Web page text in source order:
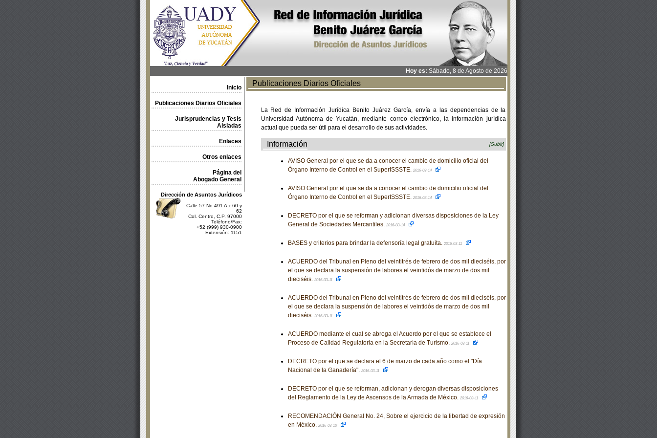
Hoy es: Sábado, 8 de Agosto de 2026
Inicio
Publicaciones Diarios Oficiales
Jurisprudencias y Tesis
Aisladas
Enlaces
Otros enlaces
Página del
Abogado General
Dirección de Asuntos Jurídicos
Calle 57 No 491 A x 60 y
62
Col. Centro, C.P. 97000
Teléfono/Fax:
+52 (999) 930-0900
Extensión: 1151
Publicaciones Diarios Oficiales
La Red de Información Jurídica Benito Juárez García, envía a las dependencias de la
Universidad Autónoma de Yucatán, mediante correo electrónico, la información jurídica
actual que pueda ser útil para el desarrollo de sus actividades.
Información [Subir]
AVISO General por el que se da a conocer el cambio de domicilio oficial del
Órgano Interno de Control en el SuperISSSTE. 2016-03-14
AVISO General por el que se da a conocer el cambio de domicilio oficial del
Órgano Interno de Control en el SuperISSSTE. 2016-03-14
DECRETO por el que se reforman y adicionan diversas disposiciones de la Ley
General de Sociedades Mercantiles. 2016-03-14
BASES y criterios para brindar la defensoría legal gratuita. 2016-03-11
ACUERDO del Tribunal en Pleno del veintitrés de febrero de dos mil dieciséis, por
el que se declara la suspensión de labores el veintidós de marzo de dos mil
dieciséis. 2016-03-11
ACUERDO del Tribunal en Pleno del veintitrés de febrero de dos mil dieciséis, por
el que se declara la suspensión de labores el veintidós de marzo de dos mil
dieciséis. 2016-03-11
ACUERDO mediante el cual se abroga el Acuerdo por el que se establece el
Proceso de Calidad Regulatoria en la Secretaría de Turismo. 2016-03-11
DECRETO por el que se declara el 6 de marzo de cada año como el "Día
Nacional de la Ganadería". 2016-03-11
DECRETO por el que se reforman, adicionan y derogan diversas disposiciones
del Reglamento de la Ley de Ascensos de la Armada de México. 2016-03-11
RECOMENDACIÓN General No. 24, Sobre el ejercicio de la libertad de expresión
en México. 2016-03-10